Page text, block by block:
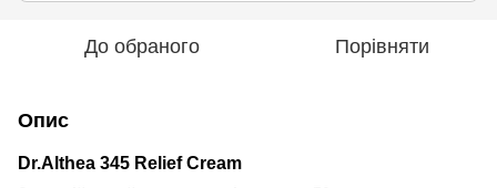
До обраного Порівняти
Опис
Dr.Althea 345 Relief Cream